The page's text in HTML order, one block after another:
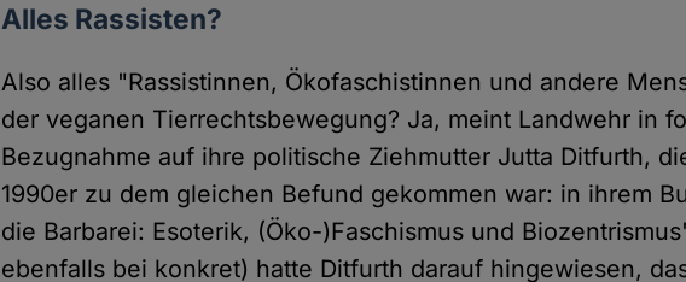
Alles Rassisten?
Also alles "Rassistinnen, Ökofaschistinnen und andere
der veganen Tierrechtsbewegung? Ja, meint Landwehr in
Bezugnahme auf ihre politische Ziehmutter Jutta Ditfurth,
1990er zu dem gleichen Befund gekommen war: in ihrem
die Barbarei: Esoterik, (Öko-)Faschismus und
ebenfalls bei konkret) hatte Ditfurth darauf hingewiesen,